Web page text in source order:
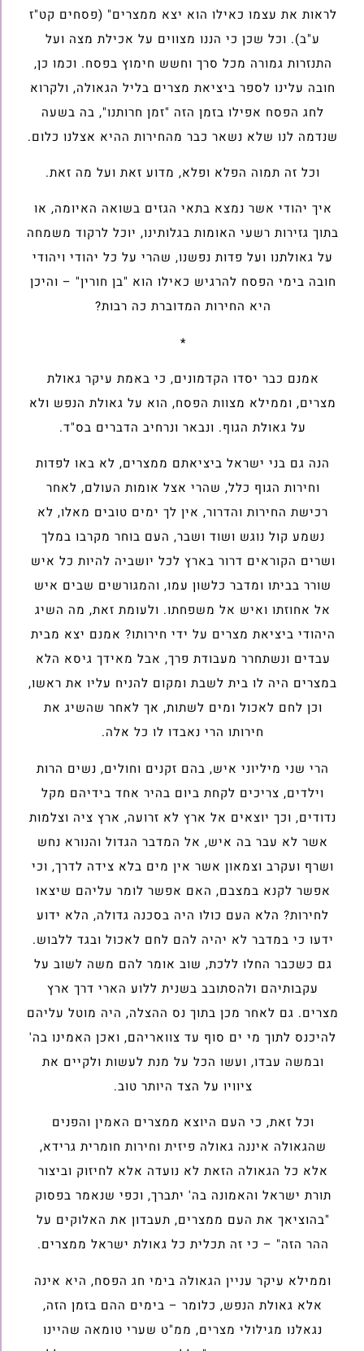
לראות את עצמו כאילו הוא יצא ממצרים" (פסחים קט"ז
ע"ב). וכל שכן כי הננו מצווים על אכילת מצה ועל
התנזרות גמורה מכל סרך וחשש חימוץ בפסח. וכמו כן,
חובה עלינו לספר ביציאת מצרים בליל הגאולה, ולקרוא
לחג הפסח אפילו בזמן הזה "זמן חרותנו", בה בשעה
שנדמה לנו שלא נשאר כבר מהחירות ההיא אצלנו כלום.
וכל זה תמוה הפלא ופלא, מדוע זאת ועל מה זאת.
איך יהודי אשר נמצא בתאי הגזים בשואה האיומה, או
בתוך גזירות רשעי האומות בגלותינו, יוכל לרקוד משמחה
על גאולתנו ועל פדות נפשנו, שהרי על כל יהודי ויהודי
חובה בימי הפסח להרגיש כאילו הוא "בן חורין" – והיכן
היא החירות המדוברת כה רבות?
*
אמנם כבר יסדו הקדמונים, כי באמת עיקר גאולת
מצרים, וממילא מצוות הפסח, הוא על גאולת הנפש ולא
על גאולת הגוף. ונבאר ונרחיב הדברים בס"ד.
הנה גם בני ישראל ביציאתם ממצרים, לא באו לפדות
וחירות הגוף כלל, שהרי אצל אומות העולם, לאחר
רכישת החירות והדרור, אין לך ימים טובים מאלו, לא
נשמע קול נוגש ושוד ושבר, העם בוחר מקרבו במלך
ושרים הקוראים דרור בארץ לכל יושביה להיות כל איש
שורר בביתו ומדבר כלשון עמו, והמגורשים שבים איש
אל אחוזתו ואיש אל משפחתו. ולעומת זאת, מה השיג
היהודי ביציאת מצרים על ידי חירותו? אמנם יצא מבית
עבדים ונשתחרר מעבודת פרך, אבל מאידך גיסא הלא
במצרים היה לו בית לשבת ומקום להניח עליו את ראשו,
וכן לחם לאכול ומים לשתות, אך לאחר שהשיג את
חירותו הרי נאבדו לו כל אלה.
הרי שני מיליוני איש, בהם זקנים וחולים, נשים הרות
וילדים, צריכים לקחת ביום בהיר אחד בידיהם מקל
נדודים, וכך יוצאים אל ארץ לא זרועה, ארץ ציה וצלמות
אשר לא עבר בה איש, אל המדבר הגדול והנורא נחש
ושרף ועקרב וצמאון אשר אין מים בלא צידה לדרך, וכי
אפשר לקנא במצבם, האם אפשר לומר עליהם שיצאו
לחירות? הלא העם כולו היה בסכנה גדולה, הלא ידוע
ידעו כי במדבר לא יהיה להם לחם לאכול ובגד ללבוש.
גם כשכבר החלו ללכת, שוב אומר להם משה לשוב על
עקבותיהם ולהסתובב בשנית ללוע הארי דרך ארץ
מצרים. גם לאחר מכן בתוך נס ההצלה, היה מוטל עליהם
להיכנס לתוך מי ים סוף עד צוואריהם, ואכן האמינו בה'
ובמשה עבדו, ועשו הכל על מנת לעשות ולקיים את
ציוויו על הצד היותר טוב.
וכל זאת, כי העם היוצא ממצרים האמין והפנים
שהגאולה איננה גאולה פיזית וחירות חומרית גרידא,
אלא כל הגאולה הזאת לא נועדה אלא לחיזוק וביצור
תורת ישראל והאמונה בה' יתברך, וכפי שנאמר בפסוק
"בהוציאך את העם ממצרים, תעבדון את האלוקים על
ההר הזה" – כי זה תכלית כל גאולת ישראל ממצרים.
וממילא עיקר עניין הגאולה בימי חג הפסח, היא אינה
אלא גאולת הנפש, כלומר – בימים ההם בזמן הזה,
נגאלנו מגילולי מצרים, ממ"ט שערי טומאה שהיינו